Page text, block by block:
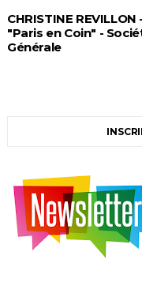
CHRISTINE REVILLON -
"Paris en Coin" -
Générale